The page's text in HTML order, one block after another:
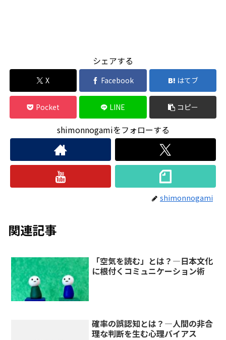
シェアする
X Facebook はてブ
Pocket LINE コピー
shimonnogamiをフォローする
shimonnogami
関連記事
「空気を読む」とは？―日本文化
に根付くコミュニケーション術
確率の誤認知とは？—人間の非合
理な判断を生む心理バイアス